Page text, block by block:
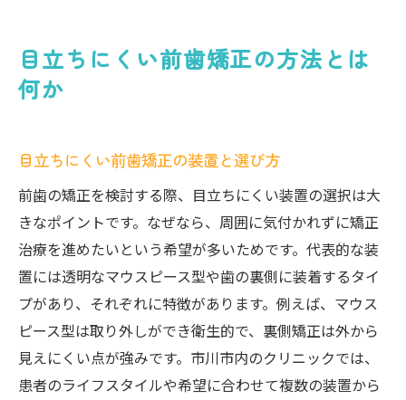
目立ちにくい前歯矯正の方法とは
何か
目立ちにくい前歯矯正の装置と選び方
前歯の矯正を検討する際、目立ちにくい装置の選択は大
きなポイントです。なぜなら、周囲に気付かれずに矯正
治療を進めたいという希望が多いためです。代表的な装
置には透明なマウスピース型や歯の裏側に装着するタイ
プがあり、それぞれに特徴があります。例えば、マウス
ピース型は取り外しができ衛生的で、裏側矯正は外から
見えにくい点が強みです。市川市内のクリニックでは、
患者のライフスタイルや希望に合わせて複数の装置から